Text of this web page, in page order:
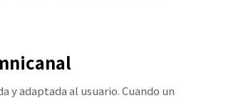
y adaptada al usuario. Cuando un